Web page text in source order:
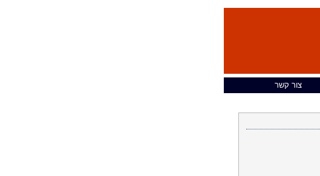
צור קשר